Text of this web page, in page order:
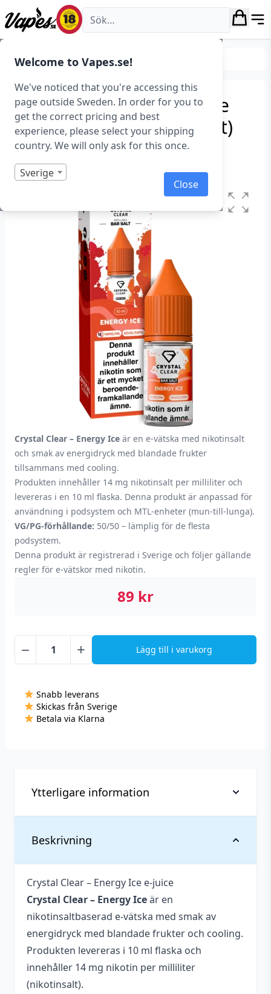
Welcome to Vapes.se!
We've noticed that you're accessing this
page outside Sweden. In order for you to
get the correct pricing and best
experience, please select your shipping
country. We will only ask for this once.
Sverige
Close
Vapes.se
E-juice E-juice med nikotin
Crystal Clear – Energy Ice
(10 ml, 14 mg Nikotinsalt)
Art.nr: 41221
I lager
Crystal Clear – Energy Ice är en e-vätska med nikotinsalt
och smak av energidryck med blandade frukter
tillsammans med cooling.
Produkten innehåller 14 mg nikotinsalt per milliliter och
levereras i en 10 ml flaska. Denna produkt är anpassad för
användning i podsystem och MTL-enheter (mun-till-lunga).
VG/PG-förhållande: 50/50 – lämplig för de flesta
podsystem.
Denna produkt är registrerad i Sverige och följer gällande
regler för e-vätskor med nikotin.
89 kr
−
Crystal
Energy
Ice
Nikotinsalt)
mängd
+ Lägg till i varukorg
Snabb leverans
Skickas från Sverige
Betala via Klarna
Beskrivning
Crystal Clear – Energy Ice e-juice
Crystal Clear – Energy Iceär en
nikotinsaltbaserad e-vätska med smak av
energidryck med blandade frukter och cooling.
Produkten levereras i 10 ml flaska och
innehåller 14 mg nikotin per milliliter
(nikotinsalt).
Ytterligare information
Vikt
Antal
1 st
Antal ml
10 ml
Blandning
50VG / 50PG
Flaskstorlek
10 ml
Innehåller
cooling
Ja